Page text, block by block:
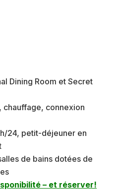
Dining Room et Secret
chauffage, connexion
24, petit-déjeuner en
de bains dotées de
– et réserver!